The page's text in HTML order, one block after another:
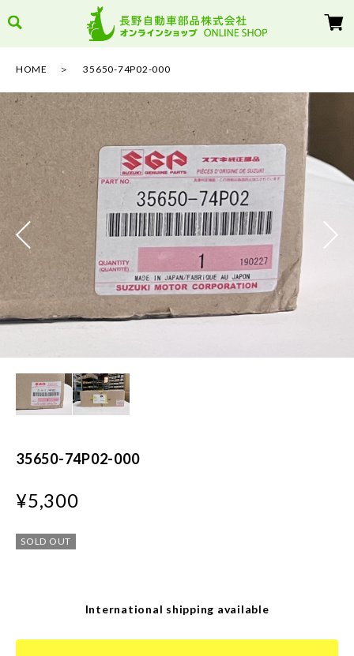
HOME 35650-74P02-000
35650-74P02-000
¥5,300
SOLD OUT
International shipping available